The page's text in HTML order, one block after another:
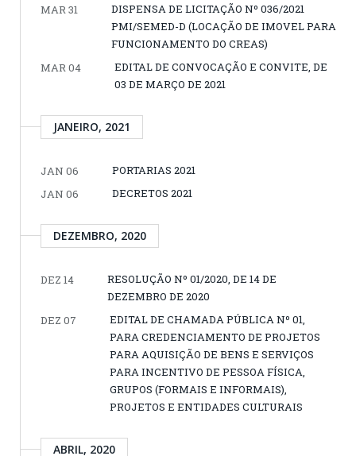
MAR 31
DISPENSA DE LICITAÇÃO Nº 036/2021
PMI/SEMED-D (LOCAÇÃO DE IMOVEL PARA
FUNCIONAMENTO DO CREAS)
MAR 04
EDITAL DE CONVOCAÇÃO E CONVITE, DE
03 DE MARÇO DE 2021
JANEIRO, 2021
JAN 06
PORTARIAS 2021
JAN 06
DECRETOS 2021
DEZEMBRO, 2020
DEZ 14
RESOLUÇÃO Nº 01/2020, DE 14 DE
DEZEMBRO DE 2020
DEZ 07
EDITAL DE CHAMADA PÚBLICA Nº 01,
PARA CREDENCIAMENTO DE PROJETOS
PARA AQUISIÇÃO DE BENS E SERVIÇOS
PARA INCENTIVO DE PESSOA FÍSICA,
GRUPOS (FORMAIS E INFORMAIS),
PROJETOS E ENTIDADES CULTURAIS
ABRIL, 2020